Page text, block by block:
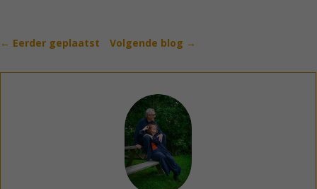
← Eerder geplaatst Volgende blog →